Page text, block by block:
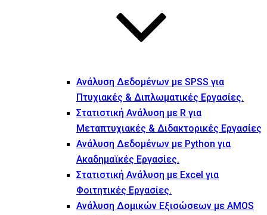
Ανάλυση Δεδομένων με SPSS για
Πτυχιακές & Διπλωματικές Εργασίες.
Στατιστική Ανάλυση με R για
Μεταπτυχιακές & Διδακτορικές Εργασίες
Ανάλυση Δεδομένων με Python για
Ακαδημαϊκές Εργασίες.
Στατιστική Ανάλυση με Excel για
Φοιτητικές Εργασίες.
Ανάλυση Δομικών Εξισώσεων με AMOS